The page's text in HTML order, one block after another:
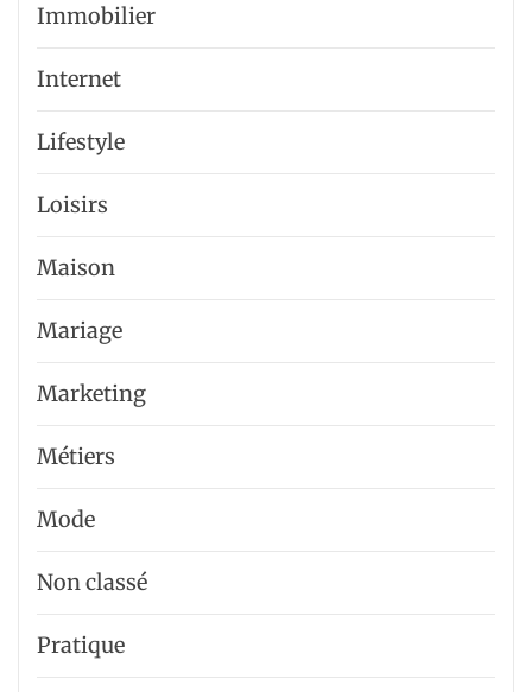
Immobilier
Internet
Lifestyle
Loisirs
Maison
Mariage
Marketing
Métiers
Mode
Non classé
Pratique